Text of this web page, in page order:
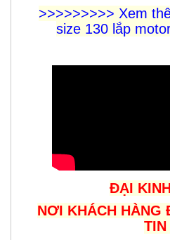
>>>>>>>>> Xem
size 130 lắp
ĐẠI
NƠI KHÁCH HÀNG
TIN